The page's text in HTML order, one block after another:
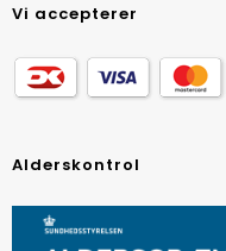
Vi accepterer
Alderskontrol